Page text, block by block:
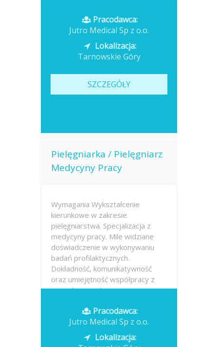
Pracodawca:
Jutro Medical Sp z o.o.
Lokalizacja:
Tarnowskie Góry
SZCZEGÓŁY
Pielęgniarka / Pielęgniarz
Medycyny Pracy
Wymagania Wykształcenie
kierunkowe w zakresie
pielęgniarstwa. Specjalizacja z
medycyny pracy. Mile widziane
doświadczenie w wykonywaniu
badań profilaktycznych.
Dokładność, komunikatywność
oraz umiejętność współpracy z
zespołem medycznym.
Opublikowano: dzisiaj
Pracodawca:
Jutro Medical Sp z o.o.
Lokalizacja: